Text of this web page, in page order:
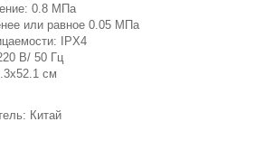
0.8 МПа
или равное 0.05 МПа
IPX4
В/ 50 Гц
см
Китай